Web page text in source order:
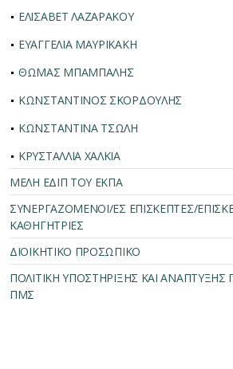
ΕΛΙΣΑΒΕΤ ΛΑΖΑΡΑΚΟΥ
ΕΥΑΓΓΕΛΙΑ ΜΑΥΡΙΚΑΚΗ
ΘΩΜΑΣ ΜΠΑΜΠΑΛΗΣ
ΚΩΝΣΤΑΝΤΙΝΟΣ ΣΚΟΡΔΟΥΛΗΣ
ΚΩΝΣΤΑΝΤΙΝΑ ΤΣΩΛΗ
ΚΡΥΣΤΑΛΛΙΑ ΧΑΛΚΙΑ
ΜΕΛΗ ΕΔΙΠ ΤΟΥ ΕΚΠΑ
ΣΥΝΕΡΓΑΖΟΜΕΝΟΙ/ΕΣ ΕΠΙΣΚΕΠΤΕΣ/
ΚΑΘΗΓΗΤΡΙΕΣ
ΔΙΟΙΚΗΤΙΚΟ ΠΡΟΣΩΠΙΚΟ
ΠΟΛΙΤΙΚΗ ΥΠΟΣΤΗΡΙΞΗΣ ΚΑΙ
ΠΜΣ